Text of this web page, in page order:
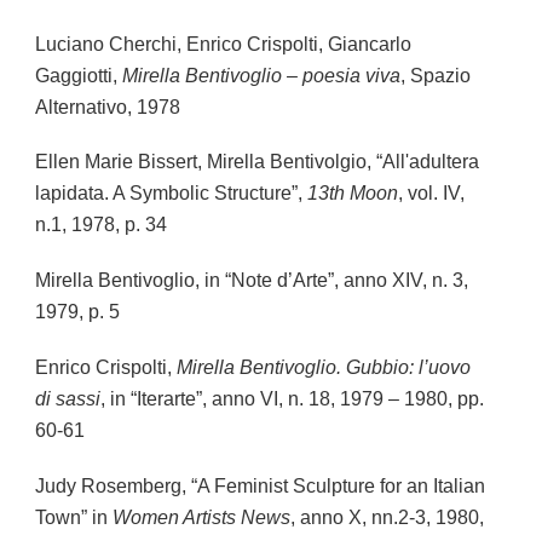
Luciano Cherchi, Enrico Crispolti, Giancarlo
Gaggiotti, Mirella Bentivoglio – poesia viva , Spazio
Alternativo, 1978
Ellen Marie Bissert, Mirella Bentivolgio, “All'adultera
lapidata. A Symbolic Structure”, 13th Moon, vol. IV,
n.1, 1978, p. 34
Mirella Bentivoglio, in “Note d’Arte”, anno XIV, n. 3,
1979, p. 5
Enrico Crispolti, Mirella Bentivoglio. Gubbio: l’uovo
di sassi, in “Iterarte”, anno VI, n. 18, 1979 – 1980, pp.
60-61
Judy Rosemberg, “A Feminist Sculpture for an Italian
Town” in Women Artists News , anno X, nn.2-3, 1980,